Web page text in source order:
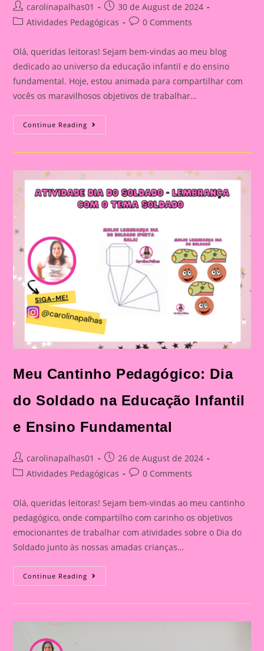
Post
author:
carolinapalhas01
Post
published:
30 de August de 2024
PostAtividades Pedagógicas
Post0 Comments
Olá, queridas leitoras! Sejam bem-vindas ao meu blog
dedicado ao universo da educação infantil e do ensino
fundamental. Hoje, estou animada para compartilhar com
vocês os maravilhosos objetivos de trabalhar…
Continue Reading Blog
Da
Carolina:
Do
Soldado
Com
Alegria
Meu Cantinho Pedagógico: Dia
do Soldado na Educação Infantil
e Ensino Fundamental
Post
author:
carolinapalhas01
Post
published:
26 de August de 2024
PostAtividades Pedagógicas
Post0 Comments
Olá, queridas leitoras! Sejam bem-vindas ao meu cantinho
pedagógico, onde compartilho com carinho os objetivos
emocionantes de trabalhar com atividades sobre o Dia do
Soldado junto às nossas amadas crianças…
Continue Reading Meu
Cantinho
Dia